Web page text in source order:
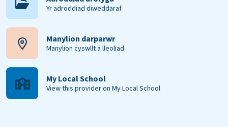
Yr adroddiad diweddaraf
Manylion darparwr
Manylion cyswllt a lleoliad
My Local School
View this provider on My Local School